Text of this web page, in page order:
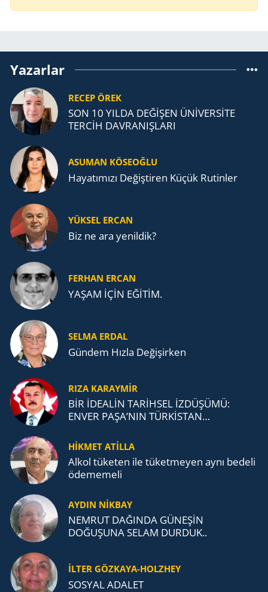
Yazarlar
RECEP ÖREK
SON 10 YILDA DEĞİŞEN ÜNİVERSİTE
TERCİH DAVRANIŞLARI
ASUMAN KÖSEOĞLU
Ha­ya­tı­mı­zı De­ğiş­ti­ren Küçük Ru­tin­ler
YÜKSEL ERCAN
Biz ne ara yenildik?
FERHAN ERCAN
YAŞAM İÇİN EĞİTİM.
SELMA ERDAL
Gündem Hızla Değişirken
RIZA KARAYMIR
BİR İDEALİN TARİHSEL İZDÜŞÜMÜ:
ENVER PAŞA’NIN TÜRKİSTAN
TEŞKİLATI’NA UZANAN MİRASI
HİKMET ATİLLA
Alkol tü­ke­ten ile tü­ket­me­yen aynı be­de­li
öde­me­me­li
AYDIN NİKBAY
NEMRUT DAĞINDA GÜNEŞİN
DOĞUŞUNA SELAM DURDUK..
İLTER GÖZKAYA-HOLZHEY
SOSYAL ADALET